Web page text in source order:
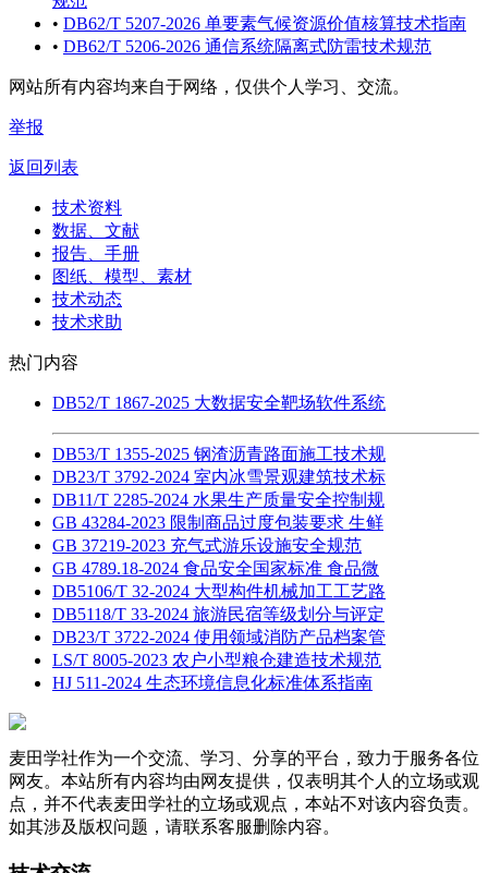
• DB62/T 5207-2026 单要素气候资源价值核算技术指南
• DB62/T 5206-2026 通信系统隔离式防雷技术规范
网站所有内容均来自于网络，仅供个人学习、交流。
举报
返回列表
技术资料
数据、文献
报告、手册
图纸、模型、素材
技术动态
技术求助
热门内容
DB52/T 1867-2025 大数据安全靶场软件系统
DB53/T 1355-2025 钢渣沥青路面施工技术规
DB23/T 3792-2024 室内冰雪景观建筑技术标
DB11/T 2285-2024 水果生产质量安全控制规
GB 43284-2023 限制商品过度包装要求 生鲜
GB 37219-2023 充气式游乐设施安全规范
GB 4789.18-2024 食品安全国家标准 食品微
DB5106/T 32-2024 大型构件机械加工工艺路
DB5118/T 33-2024 旅游民宿等级划分与评定
DB23/T 3722-2024 使用领域消防产品档案管
LS/T 8005-2023 农户小型粮仓建造技术规范
HJ 511-2024 生态环境信息化标准体系指南
麦田学社作为一个交流、学习、分享的平台，致力于服务各位
网友。本站所有内容均由网友提供，仅表明其个人的立场或观
点，并不代表麦田学社的立场或观点，本站不对该内容负责。
如其涉及版权问题，请联系客服删除内容。